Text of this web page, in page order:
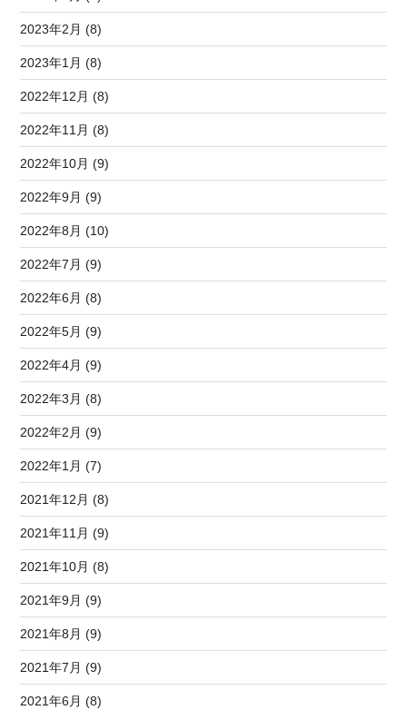
2023年2月 (8)
2023年1月 (8)
2022年12月 (8)
2022年11月 (8)
2022年10月 (9)
2022年9月 (9)
2022年8月 (10)
2022年7月 (9)
2022年6月 (8)
2022年5月 (9)
2022年4月 (9)
2022年3月 (8)
2022年2月 (9)
2022年1月 (7)
2021年12月 (8)
2021年11月 (9)
2021年10月 (8)
2021年9月 (9)
2021年8月 (9)
2021年7月 (9)
2021年6月 (8)